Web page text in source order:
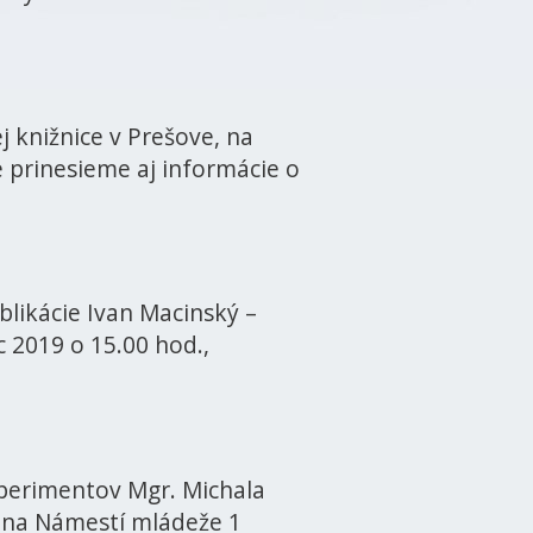
v Prešove, na
aj informácie o
Ivan Macinský –
o 15.00 hod.,
Mgr. Michala
Námestí mládeže 1